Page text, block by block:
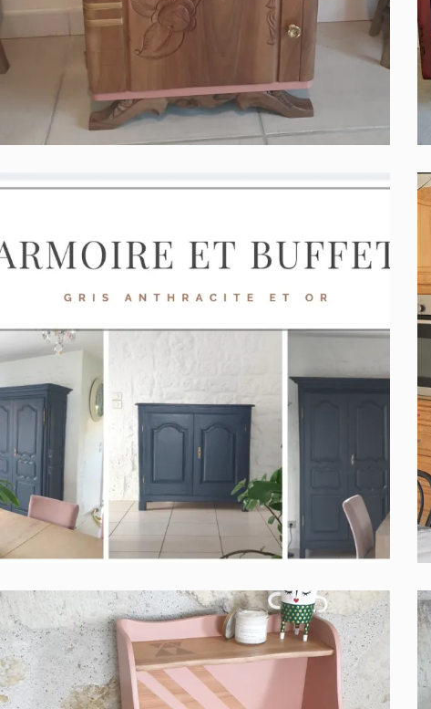
ARMOIRE ET BUFFET GRIS
Contemporain